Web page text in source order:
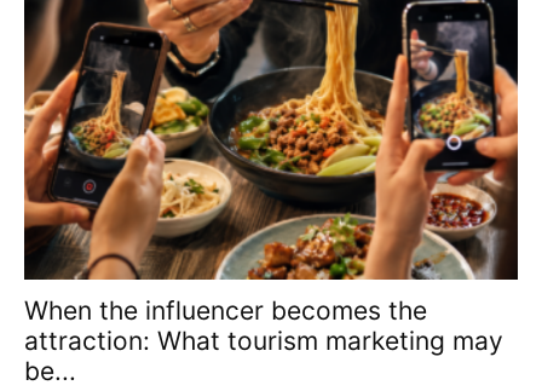
When the influencer becomes the
attraction: What tourism marketing may
be...